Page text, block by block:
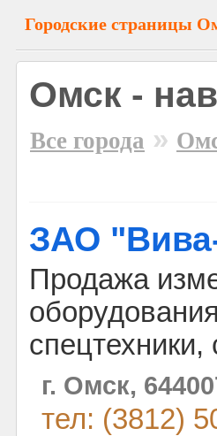
Городские страницы
Омск -
Все города »
ЗАО
Продажа
г. Омск,
тел: (3812)